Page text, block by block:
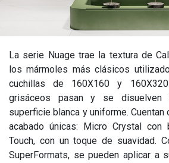
Leyendas Técnicas
Sostenibilidad
Certificados
Inspiraciones
Dónde encontrar
La serie Nuage trae la textura de
los mármoles más clásicos
cuchillas de 160X160 y
grisáceos pasan y se
superficie blanca y uniforme.
acabado únicas: Micro Crystal
Touch, con un toque de suavidad.
SuperFormats, se pueden aplicar a